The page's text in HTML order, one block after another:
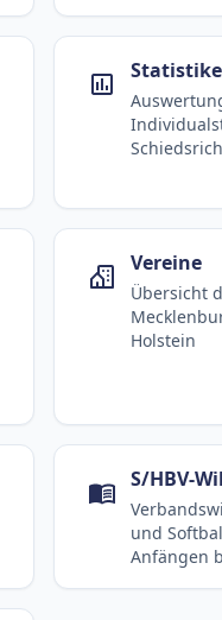
Vereine
Übersicht
Holstein
S/HBV-
und
Anfängen